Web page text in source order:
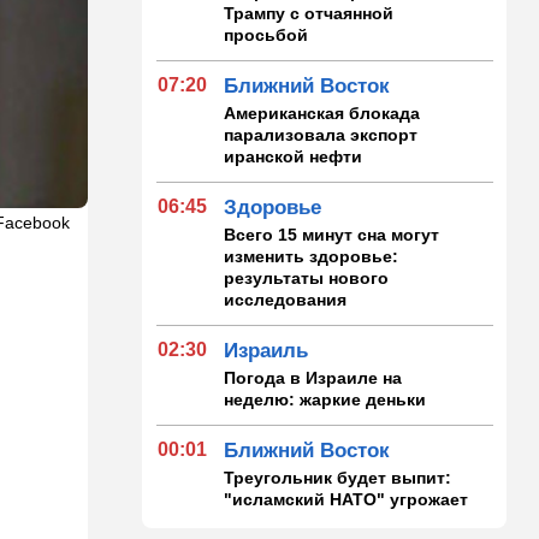
Трампу с отчаянной
просьбой
07:20 Ближний Восток
Американская блокада
парализовала экспорт
иранской нефти
06:45 Здоровье
Всего 15 минут сна могут
изменить здоровье:
результаты нового
исследования
02:30 Израиль
Погода в Израиле на
неделю: жаркие деньки
00:01 Ближний Восток
Треугольник будет выпит:
"исламский НАТО" угрожает